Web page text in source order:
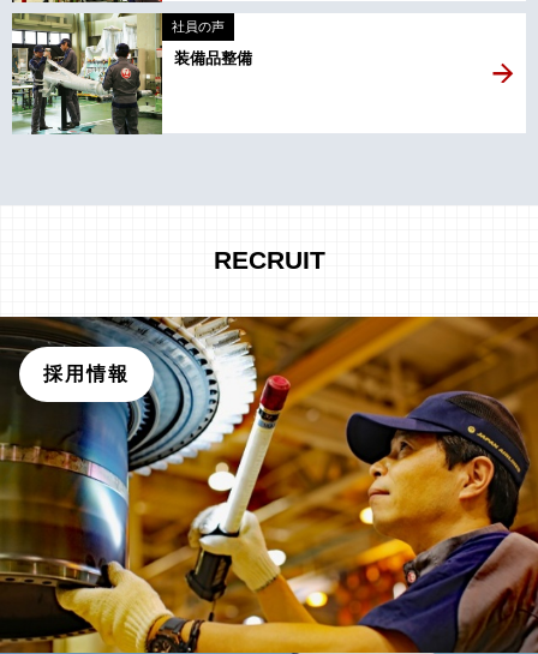
社員の声
装備品整備
RECRUIT
採用情報